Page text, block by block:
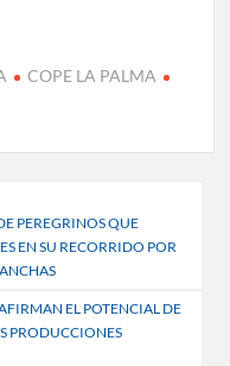
COPE LA PALMA
PEREGRINOS QUE
EN SU RECORRIDO POR
EL POTENCIAL DE
PRODUCCIONES